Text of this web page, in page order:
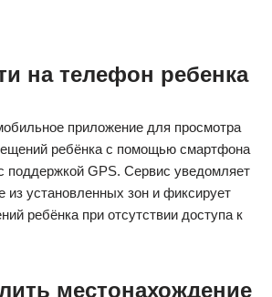
на телефон ребенка
приложение для просмотра
ребёнка с помощью смартфона
поддержкой GPS. Сервис уведомляет
из установленных зон и фиксирует
ребёнка при отсутствии доступа к
местонахождение